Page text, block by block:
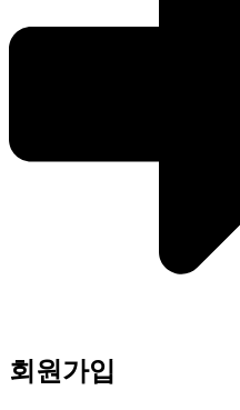
회원가입